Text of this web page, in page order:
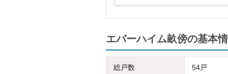
エバーハイム畝傍の基本
総戸数 54戸